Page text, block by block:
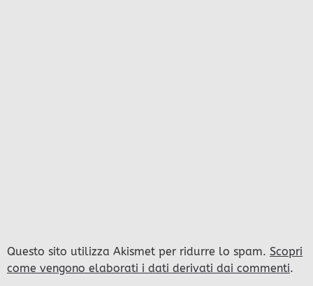
Questo sito utilizza Akismet per ridurre lo spam. Scopri
come vengono elaborati i dati derivati dai commenti.